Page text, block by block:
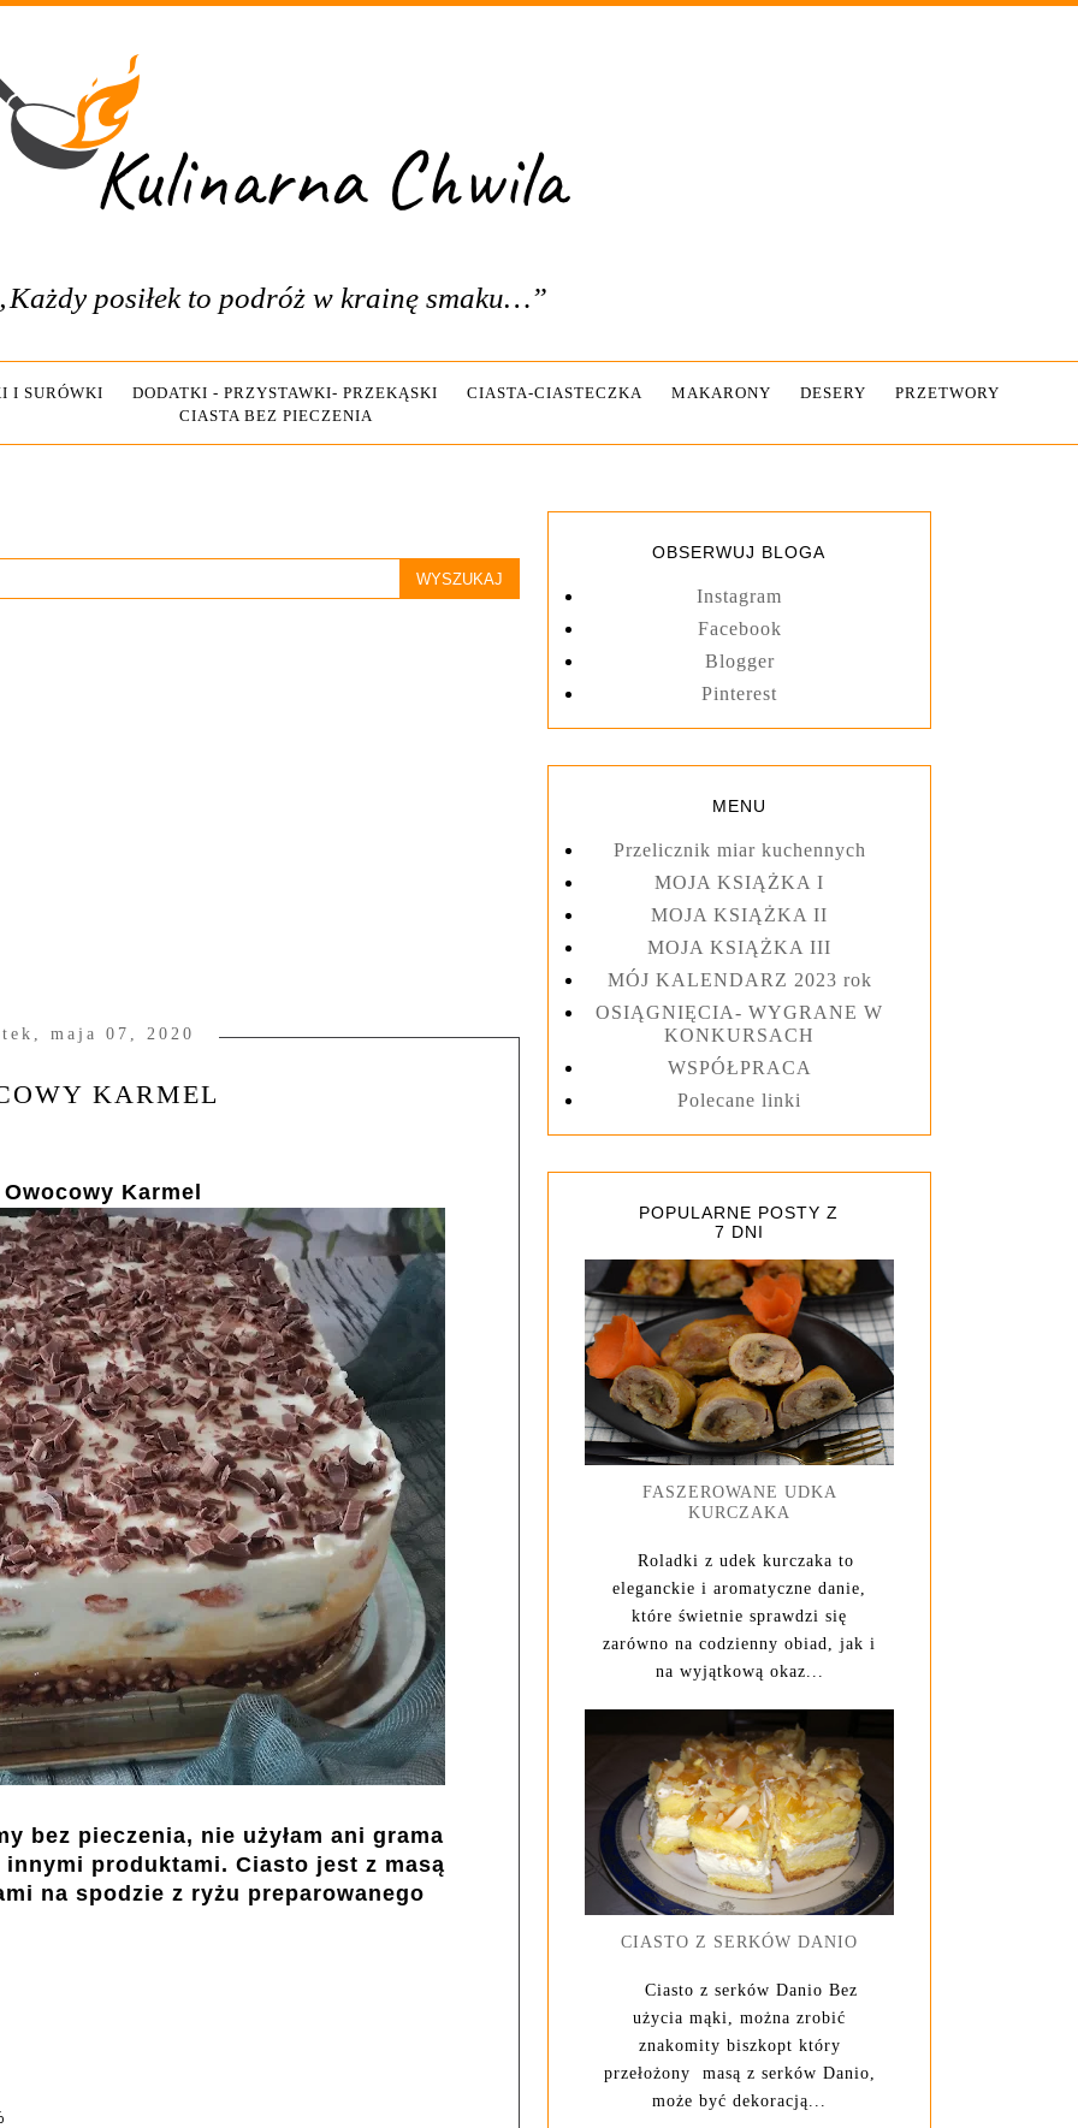
posiłek to podróż w krainę smaku…”
I SURÓWKI DODATKI - PRZYSTAWKI- PRZEKĄSKI CIASTA-CIASTECZKA MAKARONY DESERY
PRZETWORY
CIASTA BEZ PIECZENIA
maja 07, 2020
KARMEL
Owocowy Karmel
bez pieczenia, nie użyłam ani grama
innymi produktami. Ciasto jest z masą
na spodzie z ryżu preparowanego
OBSERWUJ BLOGA
Instagram
Facebook
Blogger
Pinterest
MENU
Przelicznik miar kuchennych
MOJA KSIĄŻKA I
MOJA KSIĄŻKA II
MOJA KSIĄŻKA III
MÓJ KALENDARZ 2023 rok
OSIĄGNIĘCIA- WYGRANE W
KONKURSACH
WSPÓŁPRACA
Polecane linki
POPULARNE POSTY Z
7 DNI
FASZEROWANE UDKA
KURCZAKA
Roladki z udek kurczaka to
eleganckie i aromatyczne danie,
które świetnie sprawdzi się
zarówno na codzienny obiad, jak i
na wyjątkową okaz...
CIASTO Z SERKÓW DANIO
Ciasto z serków Danio Bez
użycia mąki, można zrobić
znakomity biszkopt który
przełożony masą z serków Danio,
może być dekoracją...